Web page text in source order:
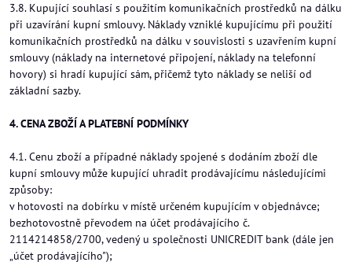
3.8. Kupující souhlasí s použitím komunikačních prostředků na dálku
při uzavírání kupní smlouvy. Náklady vzniklé kupujícímu při použití
komunikačních prostředků na dálku v souvislosti s uzavřením kupní
smlouvy (náklady na internetové připojení, náklady na telefonní
hovory) si hradí kupující sám, přičemž tyto náklady se neliší od
základní sazby.
4. CENA ZBOŽÍ A PLATEBNÍ PODMÍNKY
4.1. Cenu zboží a případné náklady spojené s dodáním zboží dle
kupní smlouvy může kupující uhradit prodávajícímu následujícími
způsoby:
v hotovosti na dobírku v místě určeném kupujícím v objednávce;
bezhotovostně převodem na účet prodávajícího č.
2114214858/2700, vedený u společnosti UNICREDIT bank (dále jen
„účet prodávajícího");